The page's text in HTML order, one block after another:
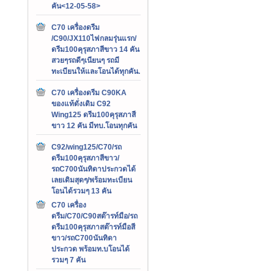
คัน<12-05-58>
C70 เครื่องดรีม
/C90/JX110ไฟกลมรุ่นแรก/
ดรีม100คุรุสภาสีขาว 14 คัน
สวยๆรถดีๆเนียนๆ รถมี
ทะเบียนให้และโอนได้ทุกคัน.
C70 เครื่องดรีม C90KA
ของแท้ดั่งเดิม C92
Wing125 ดรีม100คุรุสภาสี
ขาว 12 คัน มีทบ.โอนทุกคัน
C92/wing125/C70/รถ
ดรีม100คุรุสภาสีขาว/
รถC700นันทิดาประกวดได้
เลยเดิมสุดๆ/พร้อมทะเบียน
โอนได้รวมๆ 13 คัน
C70 เครื่อง
ดรีม/C70/C90สต๊ารท์มือ/รถ
ดรีม100คุรุสภาสต๊ารท์มือสี
ขาว/รถC700นันทิดา
ประกวด พร้อมท.บโอนได้
รวมๆ 7 คัน